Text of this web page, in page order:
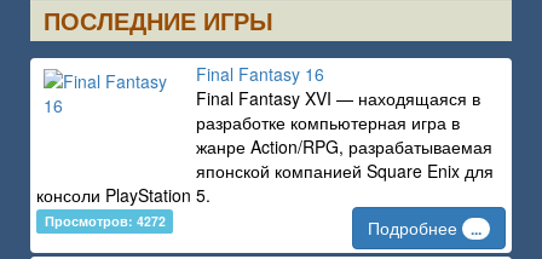
ПОСЛЕДНИЕ ИГРЫ
Final Fantasy 16
Final Fantasy XVI — находящаяся в
разработке компьютерная игра в
жанре Action/RPG, разрабатываемая
японской компанией Square Enix для
консоли PlayStation 5.
Просмотров: 4272 Подробнее ...